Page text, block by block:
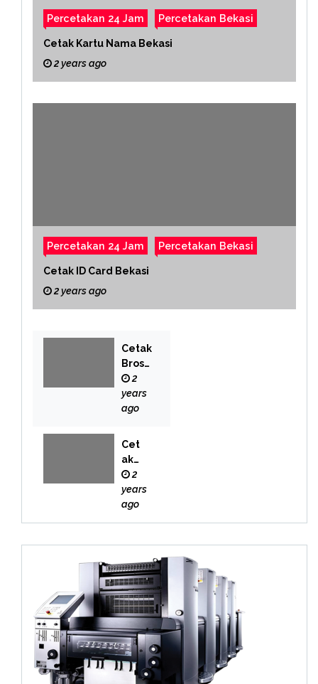
Percetakan 24 Jam Percetakan Bekasi
Cetak Kartu Nama Bekasi
2 years ago
Percetakan 24 Jam Percetakan Bekasi
Cetak ID Card Bekasi
2 years ago
Cetak
Brosu
r
Bekas
i
2
years
ago
Cet
ak
Buk
u
Bek
2
years
ago